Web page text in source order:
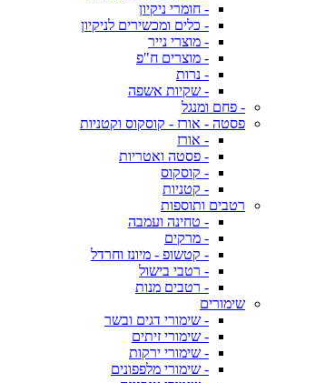
- חומרי ניקיון
- כלים ומכשירים לניקיון
- מוצרי נייר
- מוצרים ח"פ
- נרות
- שקיות אשפה
- פחם ומנגל
פסטה - אורז - קוסקוס וקטניות
- אורז
- פסטה ואטריות
- קוסקוס
- קטניות
רטבים ותוספות
- טחינה ועמבה
- מרקים
- קטשופ - מיונז וחרדל
- רטבי בישול
- רטבים מנות
שימורים
- שימורי דגים ובשר
- שימורי זיתים
- שימורי ירקות
- שימורי מלפפונים